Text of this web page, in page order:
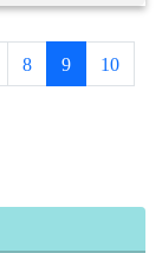
8 9(current)
10